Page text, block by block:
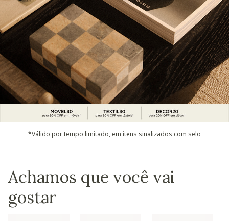
*Válido por tempo limitado, em itens sinalizados com selo
Achamos que você vai
gostar